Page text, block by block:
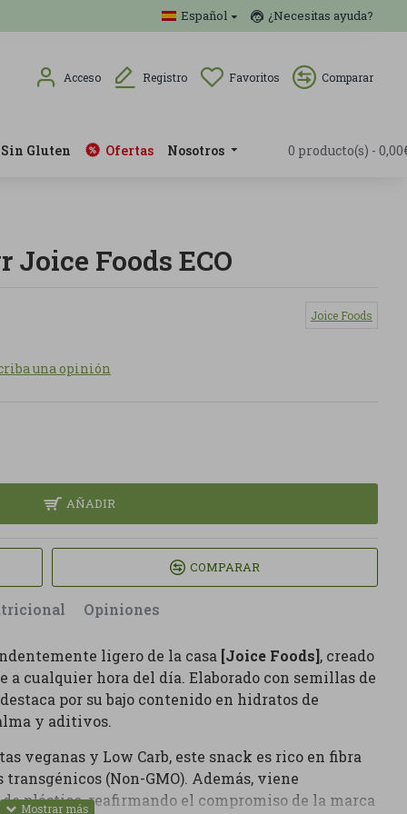
Español ¿Necesitas ayuda?
Acceso Registro Favoritos Comparar
Sin Gluten Ofertas Nosotros 0 producto(s) -
Joice Foods ECO
Joice Foods
una opinión
AÑADIR
COMPARAR
Opiniones
ligero de la casa [Joice Foods], creado
cualquier hora del día. Elaborado con semillas de
por su bajo contenido en hidratos de
y aditivos.
veganas y Low Carb, este snack es rico en fibra
(Non-GMO). Además, viene
plástico, reafirmando el compromiso de la marca